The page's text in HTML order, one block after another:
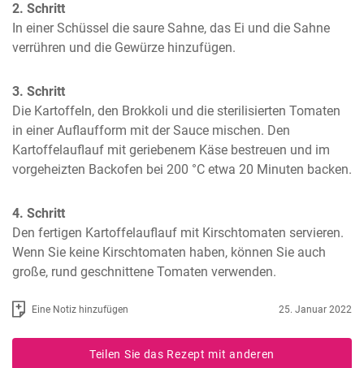
2. Schritt
In einer Schüssel die saure Sahne, das Ei und die Sahne
verrühren und die Gewürze hinzufügen.
3. Schritt
Die Kartoffeln, den Brokkoli und die sterilisierten Tomaten
in einer Auflaufform mit der Sauce mischen. Den
Kartoffelauflauf mit geriebenem Käse bestreuen und im
vorgeheizten Backofen bei 200 °C etwa 20 Minuten backen.
4. Schritt
Den fertigen Kartoffelauflauf mit Kirschtomaten servieren.
Wenn Sie keine Kirschtomaten haben, können Sie auch
große, rund geschnittene Tomaten verwenden.
Eine Notiz hinzufügen 25. Januar 2022
Teilen Sie das Rezept mit anderen